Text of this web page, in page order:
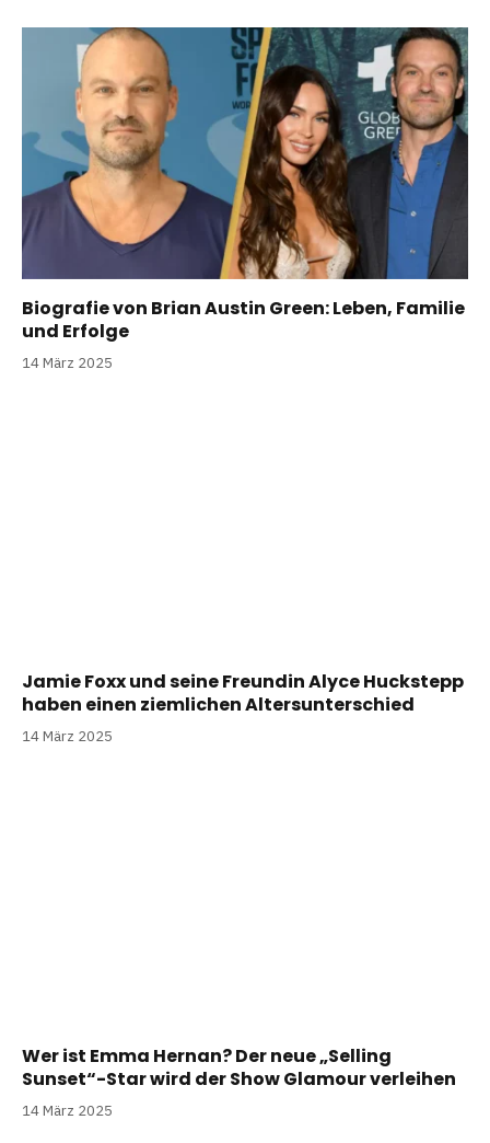
Biografie von Brian Austin Green: Leben, Familie
und Erfolge
14 März 2025
Jamie Foxx und seine Freundin Alyce Huckstepp
haben einen ziemlichen Altersunterschied
14 März 2025
Wer ist Emma Hernan? Der neue „Selling
Sunset“-Star wird der Show Glamour verleihen
14 März 2025